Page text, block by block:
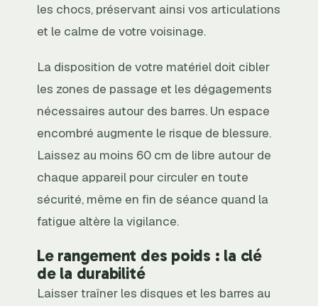
les chocs, préservant ainsi vos articulations
et le calme de votre voisinage.
La disposition de votre matériel doit cibler
les zones de passage et les dégagements
nécessaires autour des barres. Un espace
encombré augmente le risque de blessure.
Laissez au moins 60 cm de libre autour de
chaque appareil pour circuler en toute
sécurité, même en fin de séance quand la
fatigue altère la vigilance.
Le rangement des poids : la clé
de la durabilité
Laisser traîner les disques et les barres au